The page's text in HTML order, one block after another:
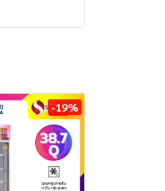
-19%